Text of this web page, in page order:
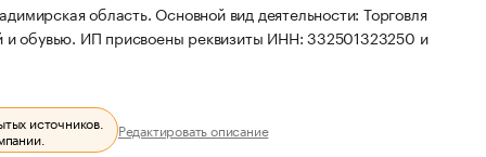
область. Основной вид деятельности: Торговля
и обувью. ИП присвоены реквизиты ИНН: 332501323250 и
источников.
Редактировать описание